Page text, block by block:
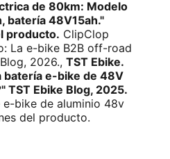
de 80km: Modelo
batería 48V15ah."
producto. ClipClop
La e-bike B2B off-road
2026., TST Ebike.
batería e-bike de 48V
TST Ebike Blog, 2025.
e-bike de aluminio 48v
del producto.